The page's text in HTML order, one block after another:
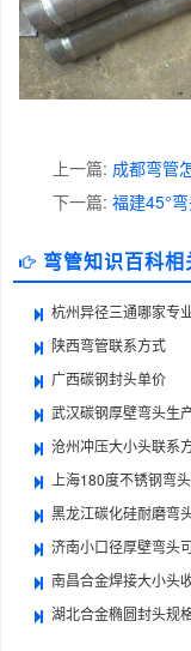
上一篇: 成都弯管
下一篇: 福建45°
弯管知识百科相
杭州异径三通哪家专
陕西弯管联系方式
广西碳钢封头单价
武汉碳钢厚壁弯头生
沧州冲压大小头联系
上海180度不锈钢弯
黑龙江碳化硅耐磨弯
济南小口径厚壁弯头
南昌合金焊接大小头
湖北合金椭圆封头规